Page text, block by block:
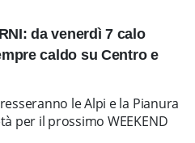
da venerdì 7 calo
caldo su Centro e
le Alpi e la Pianura
per il prossimo WEEKEND